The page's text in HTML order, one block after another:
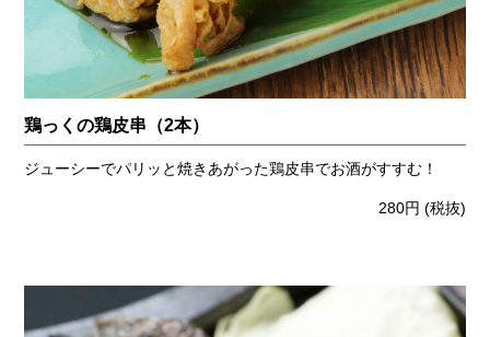
鶏っくの鶏皮串（2本）
ジューシーでパリッと焼きあがった鶏皮串でお酒がすすむ！
280円 (税抜)